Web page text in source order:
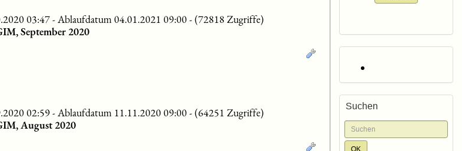
03:47-Ablaufdatum 04.01.2021 09:00-(72818 Zugriffe)
September 2020
02:59-Ablaufdatum 11.11.2020 09:00-(64251 Zugriffe)
August 2020
Suchen